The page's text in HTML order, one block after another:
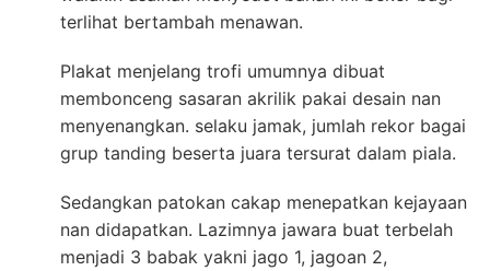
terlihat bertambah menawan.
Plakat menjelang trofi umumnya dibuat
membonceng sasaran akrilik pakai desain nan
menyenangkan. selaku jamak, jumlah rekor bagai
grup tanding beserta juara tersurat dalam piala.
Sedangkan patokan cakap menepatkan kejayaan
nan didapatkan. Lazimnya jawara buat terbelah
menjadi 3 babak yakni jago 1, jagoan 2,